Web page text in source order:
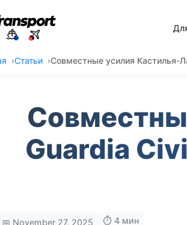
Статьи Совместные усилия Кастилья-
Guardia
📅 November 27, 2025 ⏱️ 4 мин